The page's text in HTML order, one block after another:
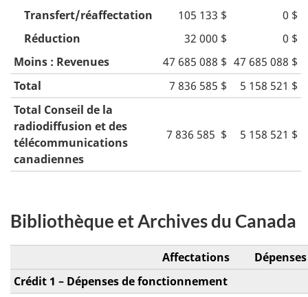
Transfert/réaffectation
105 133 $
0 $
Réduction
32 000 $
0 $
Moins : Revenues
47 685 088 $ 47 685 088 $
Total
7 836 585 $
5 158 521 $
Total Conseil de la
radiodiffusion et des
télécommunications
canadiennes
7 836 585 $ 5 158 521 $
Bibliothèque et Archives du Canada
Affectations
Dépenses
Crédit 1 – Dépenses de fonctionnement